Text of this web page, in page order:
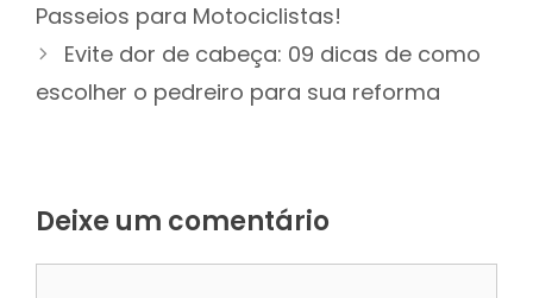
Passeios para Motociclistas!
Evite dor de cabeça: 09 dicas de como
escolher o pedreiro para sua reforma
Deixe um comentário